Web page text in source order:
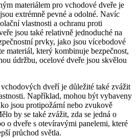
materiálem⁣ pro vchodové dveře⁣ je
extrémně pevné a odolné. ‌Navíc
vlastnosti a ochranu ‍proti
jsou‌ také relativně ⁤jednoduché na
prvky, jako jsou vícebodové
materiál, ⁣který ​kombinuje bezpečnost,
údržbu, ocelové dveře jsou skvělou
dveří je důležité také zvážit
Například, mohou být vybaveny
jsou protipožární nebo zvukově
by se také zvážit, zda ⁢se jedná o
o‌ dveře s otevíravými panelemi, které
průchod​ světla.